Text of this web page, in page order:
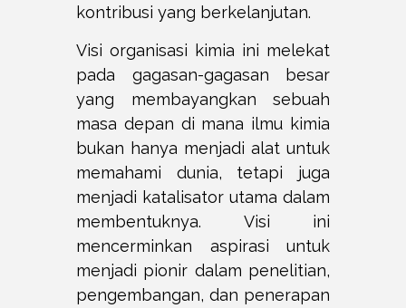
kontribusi yang berkelanjutan.
Visi organisasi kimia ini melekat
pada gagasan-gagasan besar
yang membayangkan sebuah
masa depan di mana ilmu kimia
bukan hanya menjadi alat untuk
memahami dunia, tetapi juga
menjadi katalisator utama dalam
membentuknya. Visi ini
mencerminkan aspirasi untuk
menjadi pionir dalam penelitian,
pengembangan, dan penerapan